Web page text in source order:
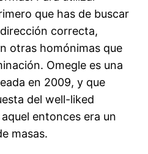
que has de buscar
correcta,
otras homónimas que
Omegle es una
en 2009, y que
del well-liked
entonces era un
masas.